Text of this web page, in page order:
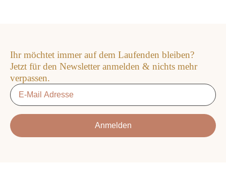
Ihr möchtet immer auf dem Laufenden bleiben?
Jetzt für den Newsletter anmelden & nichts mehr
verpassen.
Email
Anmelden